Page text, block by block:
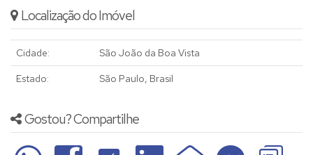
Localização do Imóvel
Cidade: São João da Boa Vista
Estado: São Paulo, Brasil
Gostou? Compartilhe